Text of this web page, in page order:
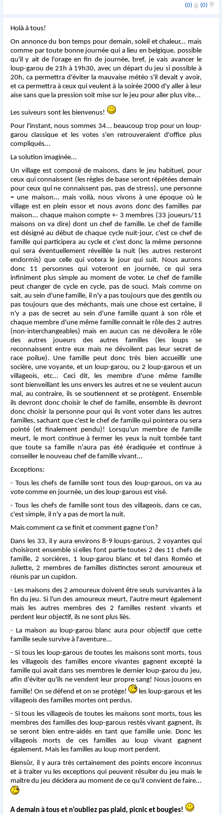
(0)
(0)
Holà à tous!
On annonce du bon temps pour demain, soleil et chaleur... mais
comme par toute bonne journée qui a lieu en belgique, possible
qu'il y ait de l'orage en fin de journée, bref, je vais avancer le
loup-garou de 21h à 19h30, avec un départ du jeu si possible à
20h, ca permettra d'éviter la mauvaise météo s'il devait y avoir,
et ca permettra à ceux qui veulent à la soirée 2000 d'y aller à leur
aise sans que la pression soit mise sur le jeu pour aller plus vite...
Les suiveurs sont les bienvenus!
Pour l'instant, nous sommes 34... beaucoup trop pour un loup-
garou classique et les votes s'en retrouveraient d'office plus
compliqués...
La solution imaginée...
Un village est composé de maisons, dans le jeu habituel, pour
ceux qui connaissent (les règles de base seront répétées demain
pour ceux qui ne connaissent pas, pas de stress), une personne
= une maison... mais voilà, nous vivons à une époque où le
village est en plein essor et nous avons donc des familles par
maison... chaque maison compte +- 3 membres (33 joueurs/11
maisons on va dire) dont un chef de famille. Le chef de famille
est désigné au début de chaque cycle nuit-jour, c'est ce chef de
famille qui participera au cycle et c'est donc la même personne
qui sera éventuellement réveillée la nuit (les autres resteront
endormis) que celle qui votera le jour qui suit. Nous aurons
donc 11 personnes qui voteront en journée, ce qui sera
infiniment plus simple au moment de voter. Le chef de famille
peut changer de cycle en cycle, pas de souci. Mais comme on
sait, au sein d'une famille, il n'y a pas toujours que des gentils ou
pas toujours que des méchants, mais une chose est certaine, il
n'y a pas de secret au sein d'une famille quant à son rôle et
chaque membre d'une même famille connait le rôle des 2 autres
(non-interchangeables) mais en aucun cas ne dévoilera le rôle
des autres joueurs des autres familles (les loups se
reconnaissent entre eux mais ne dévoilent pas leur secret de
race poilue). Une famille peut donc très bien accueillir une
socière, une voyante, et un loup-garou, ou 2 loup-garous et un
villageois, etc... Ceci dit, les membre d'une même famille
sont bienveillant les uns envers les autres et ne se veulent aucun
mal, au contraire, ils se soutiennent et se protègent. Ensemble
ils devront donc choisir le chef de famille, ensemble ils devront
donc choisir la personne pour qui ils vont voter dans les autres
familles, sachant que c'est le chef de famille qui pointera ou sera
pointé (et finalement pendu)! Lorsqu'un membre de famille
meurt, le mort continue à fermer les yeux la nuit tombée tant
que toute sa famille n'aura pas été éradiquée et continue à
conseiller le nouveau chef de famille vivant...
Exceptions:
- Tous les chefs de famille sont tous des loup-garous, on va au
vote comme en journée, un des loup-garous est visé.
- Tous les chefs de famille sont tous des villageois, dans ce cas,
c'est simple, il n'y a pas de mort la nuit.
Mais comment ca se finit et comment gagne t'on?
Dans les 33, il y aura environs 8-9 loups-garous, 2 voyantes qui
choisiront ensemble si elles font partie toutes 2 des 11 chefs de
famille, 2 sorcières, 1 loup-garou blanc et tel dans Roméo et
Juliette, 2 membres de familles distinctes seront amoureux et
réunis par un cupidon.
- Les maisons des 2 amoureux doivent être seuls survivantes à la
fin du jeu. Si l'un des amoureux meurt, l'autre meurt également
mais les autres membres des 2 familles restent vivants et
perdent leur objectif, ils ne sont plus liés.
- La maison au loup-garou blanc aura pour objectif que cette
famille seule survive à l'aventure...
- Si tous les loup-garous de toutes les maisons sont morts, tous
les villageois des familles encore vivantes gagnent excepté la
famille qui avait dans ses membres le dernier loup-garou du jeu,
afin d'éviter qu'ils ne vendent leur propre sang! Nous jouons en
famille! On se défend et on se protège!
les loup-garous et les
villageois des familles mortes ont perdus.
- Si tous les villageois de toutes les maisons sont morts, tous les
membres des familles des loup-garous restés vivant gagnent, ils
se seront bien entre-aidés en tant que famille unie. Donc les
villageois morts de ces familles au loup vivant gagnent
également. Mais les familles au loup mort perdent.
Biensûr, il y aura très certainement des points encore inconnus
et à traiter vu les exceptions qui peuvent résulter du jeu mais le
maître du jeu décidera au moment de ce qu'il convient de faire...
A demain à tous et n'oubliez pas plaid, picnic et bougies!